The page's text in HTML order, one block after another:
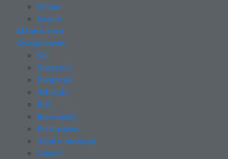
Intimo
Guanti
Mostra altro
Scialpinismo
Sci
Scarponi
Pantaloni
Attacchi
Pelli
Bastoncini
Elettronica
Zaini e marsupi
Caschi